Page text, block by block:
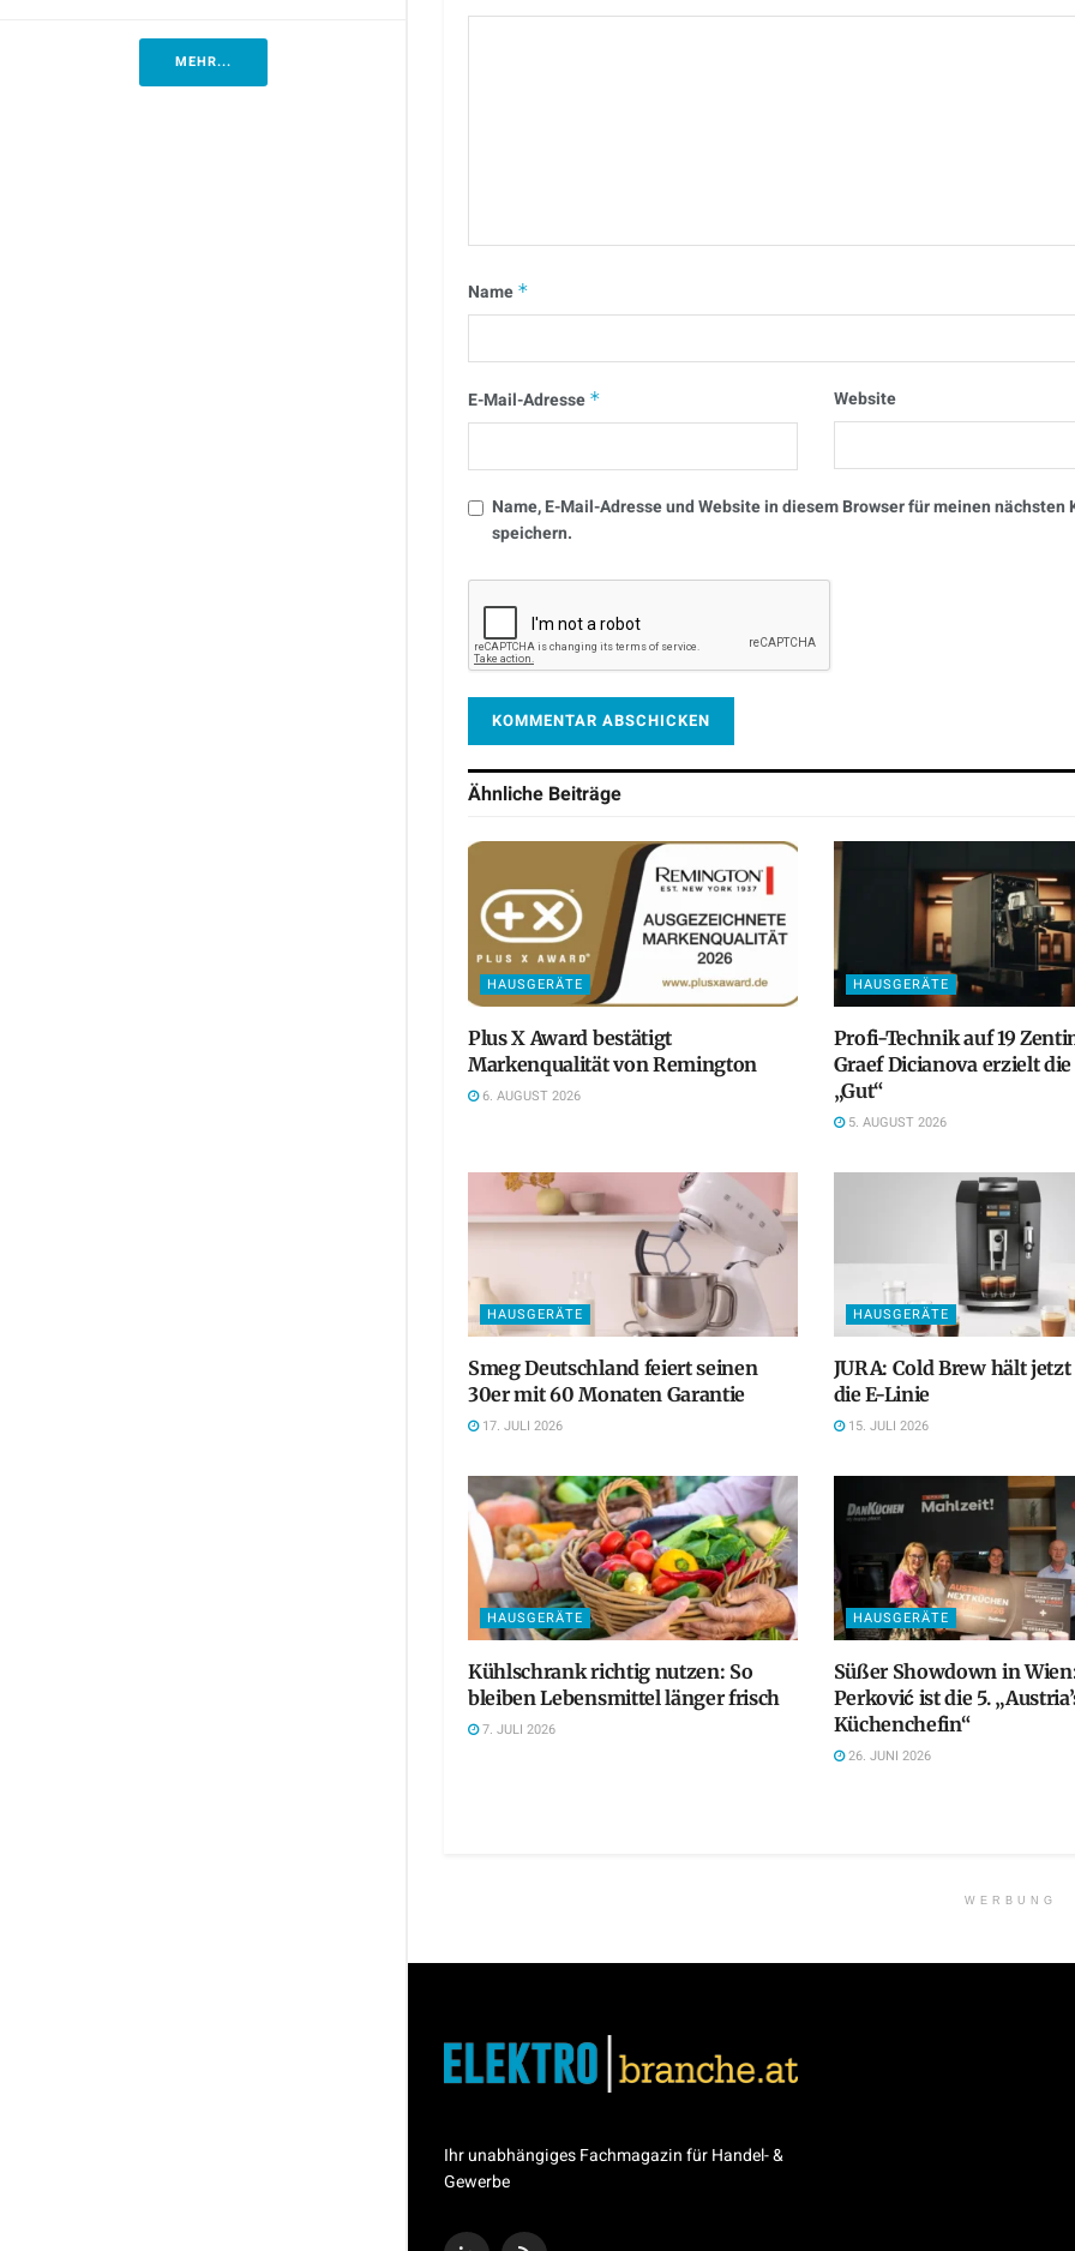
MEHR...
Name *
E-Mail-Adresse * Website
Name, E-Mail-Adresse und Website in diesem Browser für meinen nächsten
speichern.
Ähnliche Beiträge
HAUSGERÄTE
Plus X Award bestätigt
Markenqualität von Remington
6. AUGUST 2026
HAUSGERÄTE
Profi-Technik auf 19
Graef Dicianova erzielt
„Gut“
5. AUGUST 2026
HAUSGERÄTE
Smeg Deutschland feiert seinen
30er mit 60 Monaten Garantie
17. JULI 2026
HAUSGERÄTE
JURA: Cold Brew hält
die E-Linie
15. JULI 2026
HAUSGERÄTE
Kühlschrank richtig nutzen: So
bleiben Lebensmittel länger frisch
7. JULI 2026
HAUSGERÄTE
Süßer Showdown in
Perković ist die 5.
Küchenchefin“
26. JUNI 2026
WERBUNG
Ihr unabhängiges Fachmagazin für Handel- &
Gewerbe